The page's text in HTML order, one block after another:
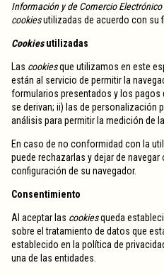
Información y de Comercio Electrónico
cookiesutilizadas de acuerdo con su
Cookiesutilizadas
Las cookiesque utilizamos en este
están al servicio de permitir la
formularios presentados y los pagos
se derivan; ii) las de personalización
análisis para permitir la medición de
En caso de no conformidad con la
puede rechazarlas y dejar de
configuración de su navegador.
Consentimiento
Al aceptar las cookiesqueda
sobre el tratamiento de datos que
establecido en la política de
una de las entidades.